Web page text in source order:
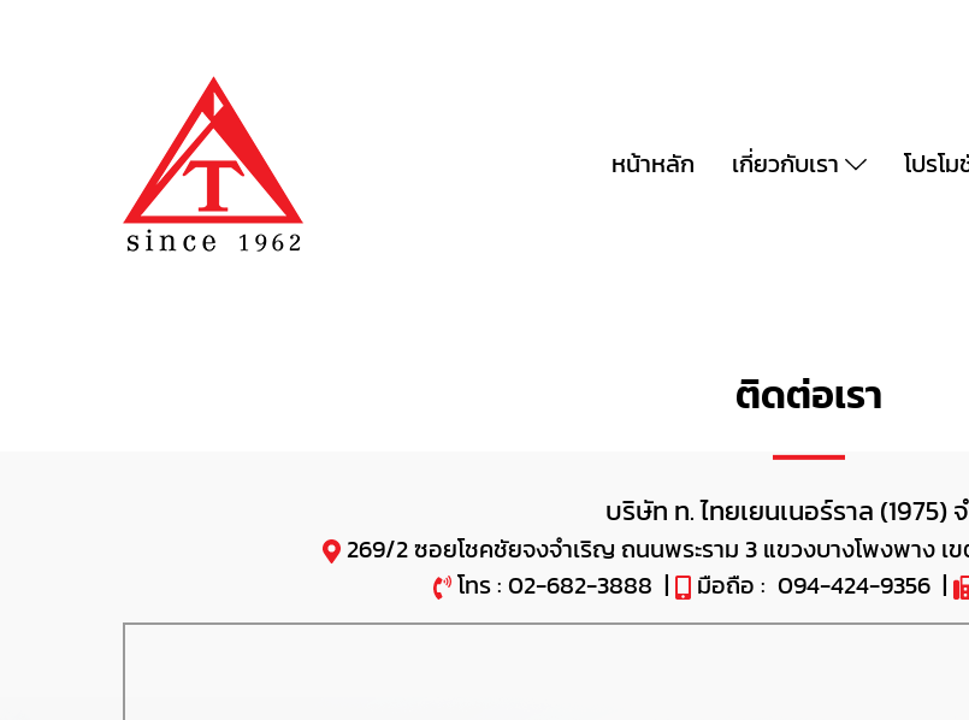
หน้าหลัก เกี่ยวกับเรา โปรโ
ติดต่อเรา
บริษัท ท. ไทยเยนเนอร์ราล (1975)
269/2 ซอยโชคชัยจงจำเริญ ถนนพระราม 3 แขวงบางโพงพาง เ
โทร : 02-682-3888 | มือถือ : 094-424-9356 |